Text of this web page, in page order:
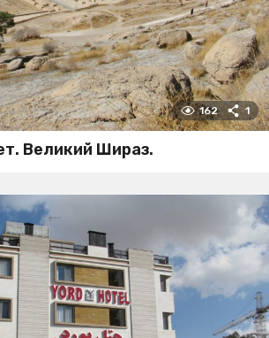
162 1
Великий Шираз.